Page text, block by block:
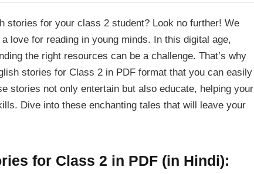
stories for your class 2 student? Look no further! We
love for reading in young minds. In this digital age,
the right resources can be a challenge. That’s why
stories for Class 2 in PDF format that you can easily
stories not only entertain but also educate, helping your
Dive into these enchanting tales that will leave your
for Class 2 in PDF (in Hindi):